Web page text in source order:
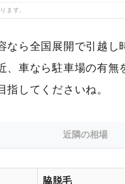
ます。
なら全国展開で引越し
、車なら駐車場の有無
してくださいね。
近隣の相場
脇脱毛